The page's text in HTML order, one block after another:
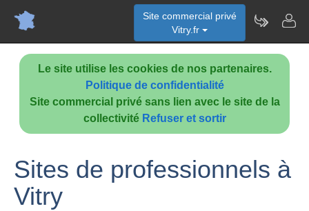
Le site utilise les cookies de nos partenaires.
Politique de confidentialité
Site commercial privé sans lien avec le site de la
collectivité Refuser et sortir
Site commercial privé
Vitry.fr
Sites de professionnels à
Vitry